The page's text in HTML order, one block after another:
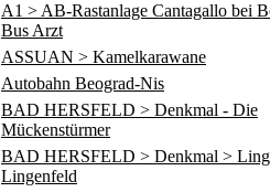
A1 > AB-Rastanlage Cantagallo bei
Bus Arzt
ASSUAN > Kamelkarawane
Autobahn Beograd-Nis
BAD HERSFELD > Denkmal - Die
Mückenstürmer
BAD HERSFELD > Denkmal >
Lingenfeld